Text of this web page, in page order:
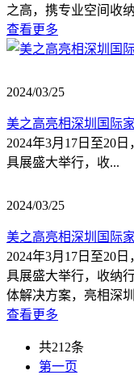
之高，携专业空间收
查看更多
2024/03/25
美之高亮相深圳国际
2024年3月17日至20
具展盛大举行，收...
2024/03/25
美之高亮相深圳国际
2024年3月17日至20
具展盛大举行，收纳
体解决方案，亮相深
查看更多
共212条
第一页